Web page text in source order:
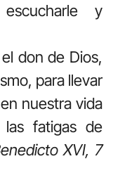
escucharle y
don de Dios,
para llevar
nuestra vida
fatigas de
XVI, 7